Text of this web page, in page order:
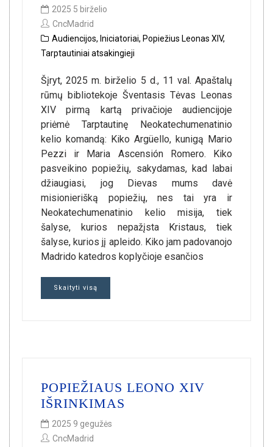
2025 5 birželio
CncMadrid
Audiencijos, Iniciatoriai, Popiežius Leonas XIV,
Tarptautiniai atsakingieji
Šįryt, 2025 m. birželio 5 d., 11 val. Apaštalų
rūmų bibliotekoje Šventasis Tėvas Leonas
XIV pirmą kartą privačioje audiencijoje
priėmė Tarptautinę Neokatechumenatinio
kelio komandą: Kiko Argüello, kunigą Mario
Pezzi ir Maria Ascensión Romero. Kiko
pasveikino popiežių, sakydamas, kad labai
džiaugiasi, jog Dievas mums davė
misionierišką popiežių, nes tai yra ir
Neokatechumenatinio kelio misija, tiek
šalyse, kurios nepažįsta Kristaus, tiek
šalyse, kurios jį apleido. Kiko jam padovanojo
Madrido katedros koplyčioje esančios
Skaityti visą
POPIEŽIAUS LEONO XIV
IŠRINKIMAS
2025 9 gegužės
CncMadrid